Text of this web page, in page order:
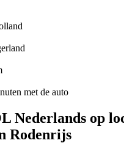
met de auto
Nederlands op
Rodenrijs